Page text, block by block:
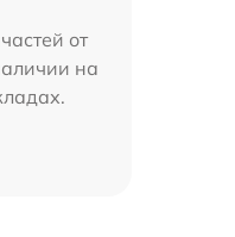
от
на